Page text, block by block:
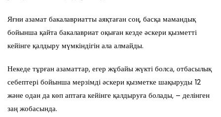
Яғни азамат бакалавриатты аяқтаған соң, басқа мамандық
бойынша қайта бакалавриат оқыған кезде әскери қызметті
кейінге қалдыру мүмкіндігін ала алмайды.
Некеде тұрған азаматтар, егер жұбайы жүкті болса, отбасылық
себептері бойынша мерзімді әскери қызметке шақыруды 12
және одан да көп аптаға кейінге қалдыруға болады, – делінген
заң жобасында.